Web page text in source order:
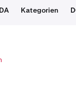
Kategorien